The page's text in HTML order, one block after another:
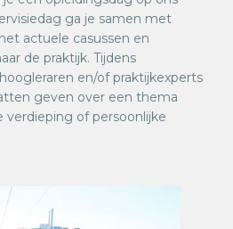
ga je samen met
actuele casussen en
de praktijk. Tijdens
en/of praktijkexperts
geven over een thema
verdieping of persoonlijke